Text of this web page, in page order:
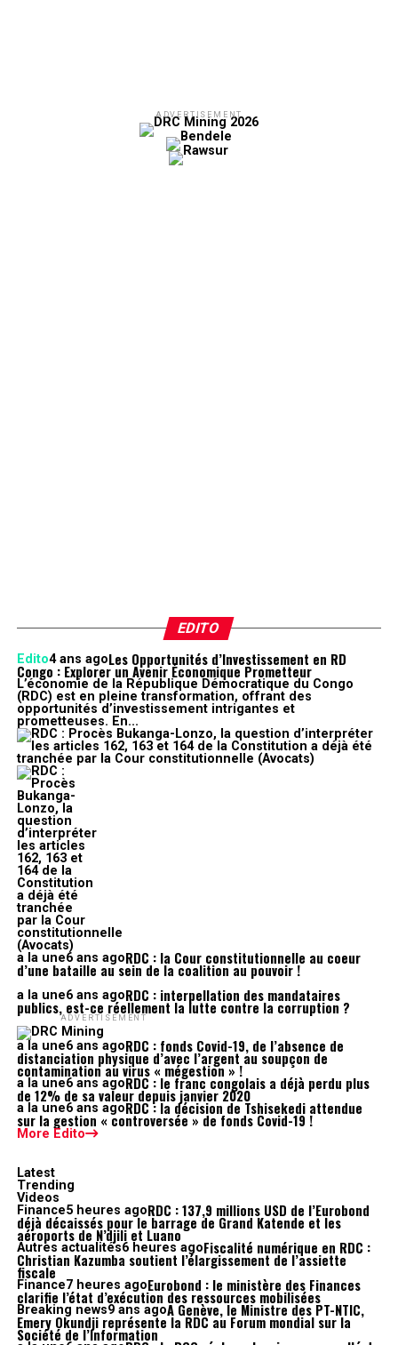
ADVERTISEMENT
EDITO
Edito4 ans agoLes Opportunités d’Investissement en RD
Congo : Explorer un Avenir Économique Prometteur
L’économie de la République Démocratique du Congo
(RDC) est en pleine transformation, offrant des
opportunités d’investissement intrigantes et
prometteuses. En...
a la une6 ans agoRDC : la Cour constitutionnelle au coeur
d’une bataille au sein de la coalition au pouvoir !
a la une6 ans agoRDC : interpellation des mandataires
publics, est-ce réellement la lutte contre la corruption ?
ADVERTISEMENT
a la une6 ans agoRDC : fonds Covid-19, de l’absence de
distanciation physique d’avec l’argent au soupçon de
contamination au virus « mégestion » !
a la une6 ans agoRDC : le franc congolais a déjà perdu plus
de 12% de sa valeur depuis janvier 2020
a la une6 ans agoRDC : la décision de Tshisekedi attendue
sur la gestion « controversée » de fonds Covid-19 !
More Edito
Latest
Trending
Videos
Finance5 heures agoRDC : 137,9 millions USD de l’Eurobond
déjà décaissés pour le barrage de Grand Katende et les
aéroports de N’djili et Luano
Autres actualités6 heures agoFiscalité numérique en RDC :
Christian Kazumba soutient l’élargissement de l’assiette
fiscale
Finance7 heures agoEurobond : le ministère des Finances
clarifie l’état d’exécution des ressources mobilisées
Breaking news9 ans agoA Genève, le Ministre des PT-NTIC,
Emery Okundji représente la RDC au Forum mondial sur la
Société de l’Information